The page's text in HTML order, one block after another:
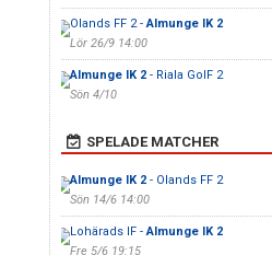
Olands FF 2 -Almunge IK 2
Lör 26/9 14:00
Almunge IK 2- Riala GoIF 2
Sön 4/10
SPELADE MATCHER
Almunge IK 2- Olands FF 2
Sön 14/6 14:00
Lohärads IF -Almunge IK 2
Fre 5/6 19:15